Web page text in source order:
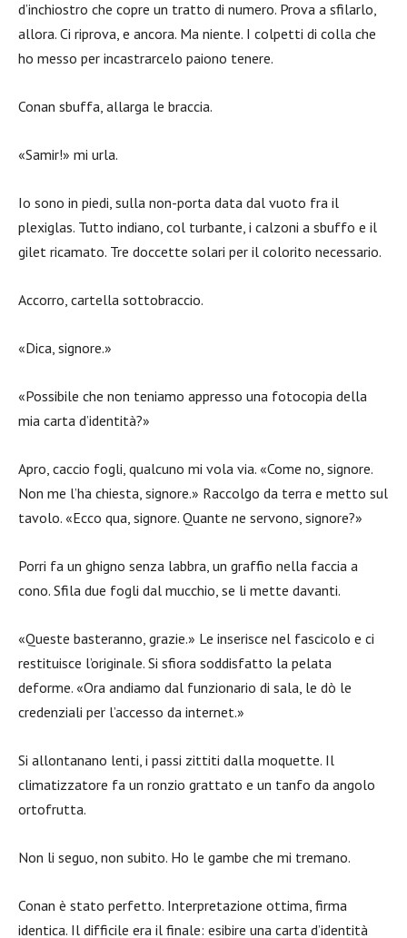
d’inchiostro che copre un tratto di numero. Prova a sfilarlo,
allora. Ci riprova, e ancora. Ma niente. I colpetti di colla che
ho messo per incastrarcelo paiono tenere.
Conan sbuffa, allarga le braccia.
«Samir!» mi urla.
Io sono in piedi, sulla non-porta data dal vuoto fra il
plexiglas. Tutto indiano, col turbante, i calzoni a sbuffo e il
gilet ricamato. Tre doccette solari per il colorito necessario.
Accorro, cartella sottobraccio.
«Dica, signore.»
«Possibile che non teniamo appresso una fotocopia della
mia carta d’identità?»
Apro, caccio fogli, qualcuno mi vola via. «Come no, signore.
Non me l’ha chiesta, signore.» Raccolgo da terra e metto sul
tavolo. «Ecco qua, signore. Quante ne servono, signore?»
Porri fa un ghigno senza labbra, un graffio nella faccia a
cono. Sfila due fogli dal mucchio, se li mette davanti.
«Queste basteranno, grazie.» Le inserisce nel fascicolo e ci
restituisce l’originale. Si sfiora soddisfatto la pelata
deforme. «Ora andiamo dal funzionario di sala, le dò le
credenziali per l’accesso da internet.»
Si allontanano lenti, i passi zittiti dalla moquette. Il
climatizzatore fa un ronzio grattato e un tanfo da angolo
ortofrutta.
Non li seguo, non subito. Ho le gambe che mi tremano.
Conan è stato perfetto. Interpretazione ottima, firma
identica. Il difficile era il finale: esibire una carta d’identità